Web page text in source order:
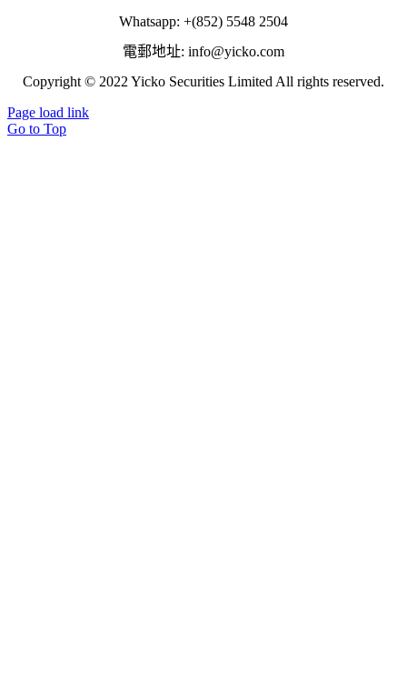
Whatsapp: +(852) 5548 2504
電郵地址: info@yicko.com
Copyright © 2022 Yicko Securities Limited All rights reserved.
Page load link
Go to Top